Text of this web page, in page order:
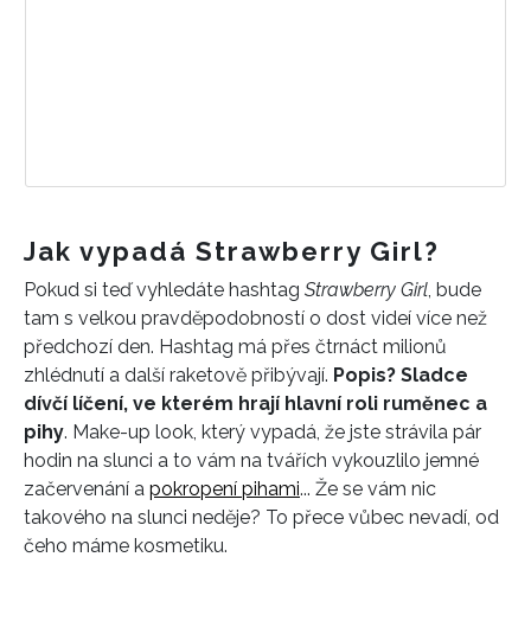
Jak vypadá Strawberry Girl?
Pokud si teď vyhledáte hashtag Strawberry Girl, bude
tam s velkou pravděpodobností o dost videí více než
předchozí den. Hashtag má přes čtrnáct milionů
zhlédnutí a další raketově přibývají. Popis? Sladce
dívčí líčení, ve kterém hrají hlavní roli ruměnec a
pihy. Make-up look, který vypadá, že jste strávila pár
hodin na slunci a to vám na tvářích vykouzlilo jemné
začervenání a pokropení pihami... Že se vám nic
takového na slunci neděje? To přece vůbec nevadí, od
čeho máme kosmetiku.